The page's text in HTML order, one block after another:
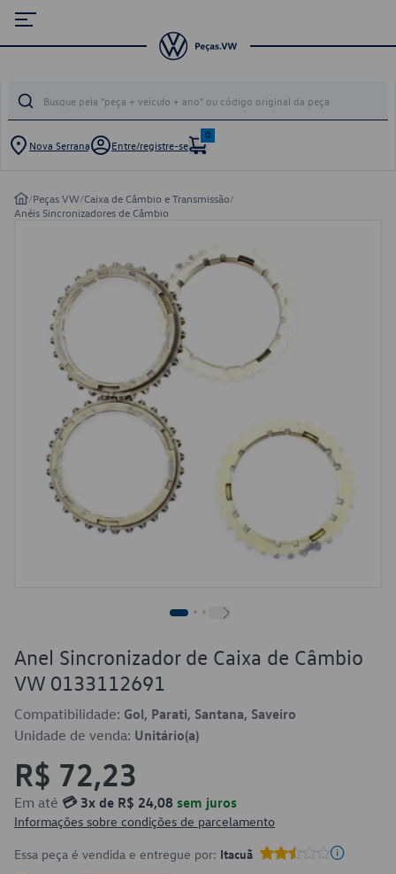
Nova Serrana Entre/registre-se
0
/Peças VW/Caixa de Câmbio e Transmissão/
Anéis Sincronizadores de Câmbio
Anel Sincronizador de Caixa de Câmbio
VW 0133112691
Compatibilidade: Gol, Parati, Santana, Saveiro
Unidade de venda: Unitário(a)
R$ 72,23
Em até 💳 3x de R$ 24,08 sem juros
Informações sobre condições de parcelamento
Essa peça é vendida e entregue por: Itacuã